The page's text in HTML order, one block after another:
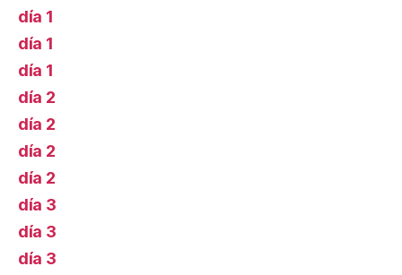
día 1
día 1
día 1
día 2
día 2
día 2
día 2
día 3
día 3
día 3